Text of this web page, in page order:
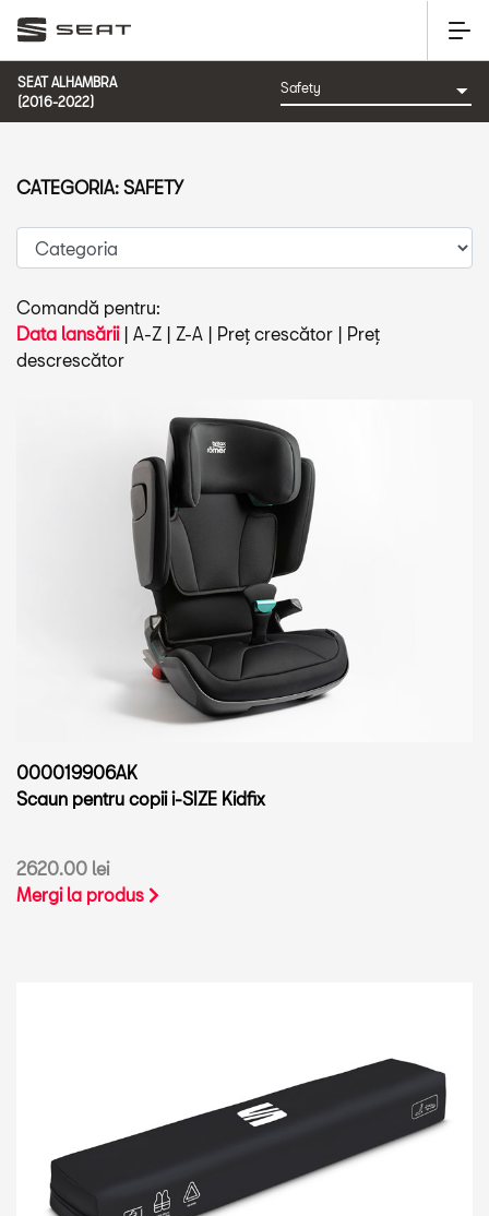
SEAT ALHAMBRA
(2016-2022)
Comandă pentru:
Data lansării| A-Z | Z-A | Preț crescător | Preț
descrescător
000019906AK
Scaun pentru copii i-SIZE Kidfix
2620.00 lei
Mergi la produs
CATEGORIA: SAFETY